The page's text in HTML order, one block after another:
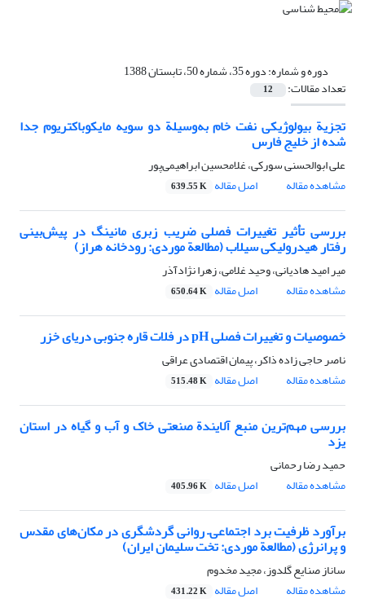
دوره و شماره:دوره 35، شماره 50، تابستان 1388
تعداد مقالات: 12
تجزیة بیولوژیکی نفت خام به‌وسیلة دو سویه مایکوباکتریوم جدا
شده از خلیج فارس
علی ابوالحسنی سورکی، غلامحسین ابراهیمی‌پور
مشاهده مقاله
اصل مقاله 639.55 K
بررسی تأثیر تغییرات فصلی ضریب زبری مانینگ در پیش‌بینی
رفتار هیدرولیکی سیلاب (مطالعة موردی: رودخانه هراز)
میر امید هادیانی، وحید غلامی، زهرا نژادآذر
مشاهده مقاله
اصل مقاله 650.64 K
خصوصیات و تغییرات فصلی pH در فلات قاره جنوبی دریای خزر
ناصر حاجی زاده ذاکر، پیمان اقتصادی عراقی
مشاهده مقاله
اصل مقاله 515.48 K
بررسی مهم‌ترین منبع آلایندة صنعتی خاک و آب و گیاه در استان
یزد
حمید رضا رحمانی
مشاهده مقاله
اصل مقاله 405.96 K
برآورد ظرفیت برد اجتماعی– روانی گردشگری در مکان‌های مقدس
و پرانرژی (مطالعة موردی: تخت سلیمان ایران)
ساناز صنایع گلدوز، مجید مخدوم
مشاهده مقاله
اصل مقاله 431.22 K